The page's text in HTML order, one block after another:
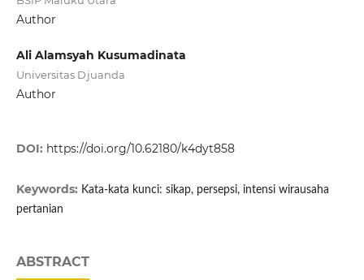
Author
Ali Alamsyah Kusumadinata
Universitas Djuanda
Author
DOI: https://doi.org/10.62180/k4dyt858
Keywords: Kata-kata kunci: sikap, persepsi, intensi wirausaha
pertanian
ABSTRACT